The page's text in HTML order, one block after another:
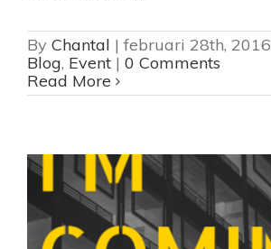
By Chantal | februari 28th, 2016
Blog, Event | 0 Comments
Read More